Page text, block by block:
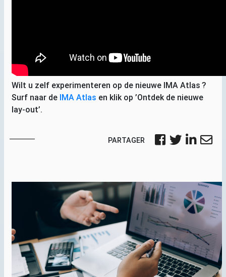
Wilt u zelf experimenteren op de nieuwe IMA Atlas ?
Surf naar de IMA Atlas en klik op ’Ontdek de nieuwe
lay-out’.
PARTAGER